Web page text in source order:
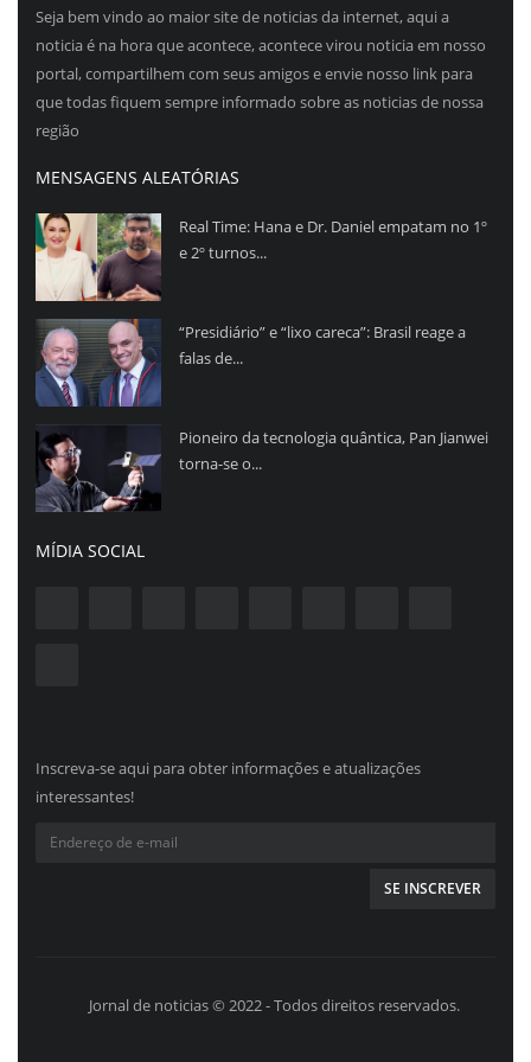
Seja bem vindo ao maior site de noticias da internet, aqui a
noticia é na hora que acontece, acontece virou noticia em nosso
portal, compartilhem com seus amigos e envie nosso link para
que todas fiquem sempre informado sobre as noticias de nossa
região
MENSAGENS ALEATÓRIAS
Real Time: Hana e Dr. Daniel empatam no 1º
e 2º turnos...
“Presidiário” e “lixo careca”: Brasil reage a
falas de...
Pioneiro da tecnologia quântica, Pan Jianwei
torna-se o...
MÍDIA SOCIAL
Inscreva-se aqui para obter informações e atualizações
interessantes!
Jornal de noticias © 2022 - Todos direitos reservados.